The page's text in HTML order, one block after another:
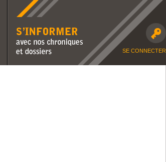
S'informer avec nos
chroniques moto et dossiers
SE CONNECTER